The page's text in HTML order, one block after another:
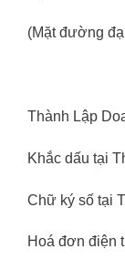
(Mặt đường
Thành Lập
Khắc dấu tại
Chữ ký số tại
Hoá đơn điện